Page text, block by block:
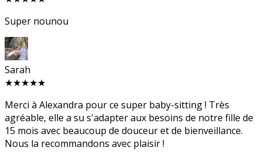
Super nounou
Sarah
★★★★★
Merci à Alexandra pour ce super baby-sitting ! Très
agréable, elle a su s'adapter aux besoins de notre fille de
15 mois avec beaucoup de douceur et de bienveillance.
Nous la recommandons avec plaisir !